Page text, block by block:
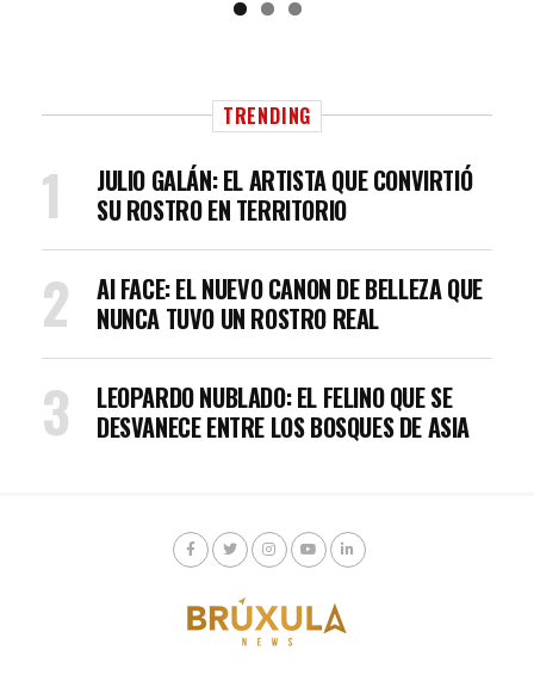
TRENDING
JULIO GALÁN: EL ARTISTA QUE CONVIRTIÓ
SU ROSTRO EN TERRITORIO
AI FACE: EL NUEVO CANON DE BELLEZA QUE
NUNCA TUVO UN ROSTRO REAL
LEOPARDO NUBLADO: EL FELINO QUE SE
DESVANECE ENTRE LOS BOSQUES DE ASIA